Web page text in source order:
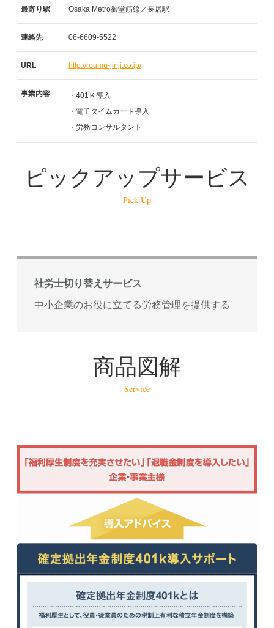
最寄り駅 Osaka Metro御堂筋線／長居駅
連絡先 06-6609-5522
URL http://roumu-jinji.co.jp/
事業内容
・401Ｋ導入
・電子タイムカード導入
・労務コンサルタント
ピックアップサービス
Pick Up
社労士切り替えサービス
中小企業のお役に立てる労務管理を提供する
商品図解
Service